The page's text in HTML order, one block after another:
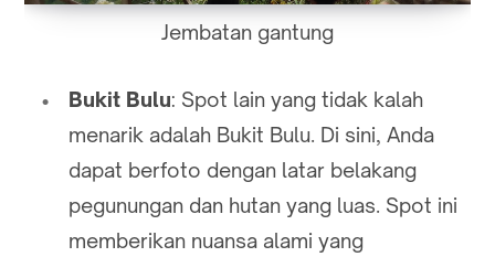
Jembatan gantung
Bukit Bulu: Spot lain yang tidak kalah
menarik adalah Bukit Bulu. Di sini, Anda
dapat berfoto dengan latar belakang
pegunungan dan hutan yang luas. Spot ini
memberikan nuansa alami yang